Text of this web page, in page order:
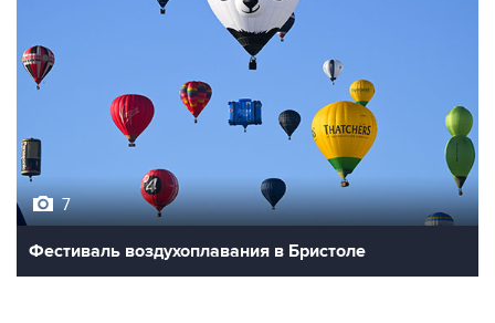
Фестиваль воздухоплавания в Бристоле